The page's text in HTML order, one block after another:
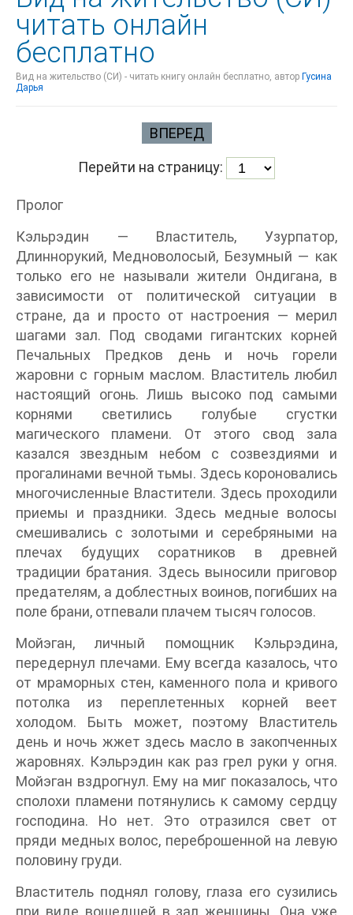
читать онлайн
бесплатно
Вид на жительство (СИ) - читать книгу онлайн бесплатно, автор Гусина
Дарья
ВПЕРЕД
Перейти на страницу:
Пролог
Кэльрэдин — Властитель, Узурпатор,
Длиннорукий, Медноволосый, Безумный — как
только его не называли жители Ондигана, в
зависимости от политической ситуации в
стране, да и просто от настроения — мерил
шагами зал. Под сводами гигантских корней
Печальных Предков день и ночь горели
жаровни с горным маслом. Властитель любил
настоящий огонь. Лишь высоко под самыми
корнями светились голубые сгустки
магического пламени. От этого свод зала
казался звездным небом с созвездиями и
прогалинами вечной тьмы. Здесь короновались
многочисленные Властители. Здесь проходили
приемы и праздники. Здесь медные волосы
смешивались с золотыми и серебряными на
плечах будущих соратников в древней
традиции братания. Здесь выносили приговор
предателям, а доблестных воинов, погибших на
поле брани, отпевали плачем тысяч голосов.
Мойэган, личный помощник Кэльрэдина,
передернул плечами. Ему всегда казалось, что
от мраморных стен, каменного пола и кривого
потолка из переплетенных корней веет
холодом. Быть может, поэтому Властитель
день и ночь жжет здесь масло в закопченных
жаровнях. Кэльрэдин как раз грел руки у огня.
Мойэган вздрогнул. Ему на миг показалось, что
сполохи пламени потянулись к самому сердцу
господина. Но нет. Это отразился свет от
пряди медных волос, переброшенной на левую
половину груди.
Властитель поднял голову, глаза его сузились
при виде вошедшей в зал женщины. Она уже